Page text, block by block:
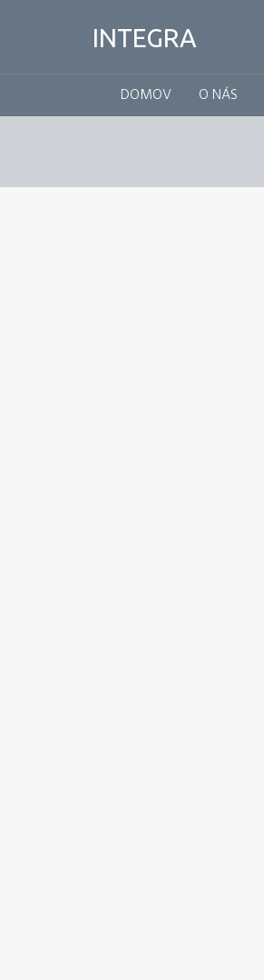
INTEGRA
DOMOV O NÁS